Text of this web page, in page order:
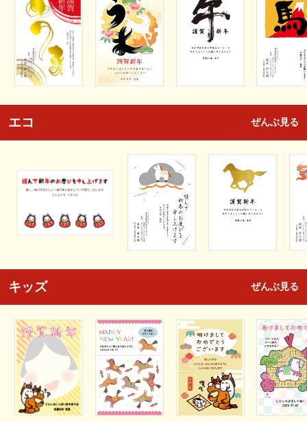
エコ ぜんぶ見る
キッズ ぜんぶ見る